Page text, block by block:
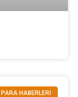
PARA HABERLERİ